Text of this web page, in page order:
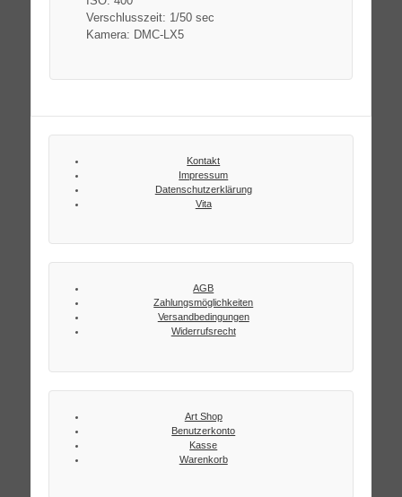
Verschlusszeit: 1/50 sec
Kamera: DMC-LX5
Kontakt
Impressum
Datenschutzerklärung
Vita
AGB
Zahlungsmöglichkeiten
Versandbedingungen
Widerrufsrecht
Art Shop
Benutzerkonto
Kasse
Warenkorb